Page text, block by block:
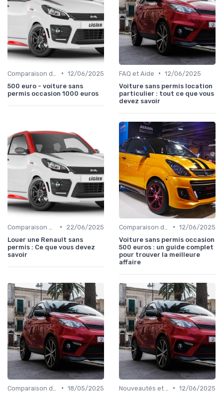
• 12/06/2025
500 euro - voiture sans
permis occasion 1000 euros
FAQ et Aide • 12/06/2025
Voiture sans permis location
particulier : tout ce que vous
devez savoir
•
22/06/2025
Louer une Renault sans
permis : Ce que vous devez
savoir
• 12/06/2025
Voiture sans permis occasion
500 euros : un guide complet
pour trouver la meilleure
affaire
• 18/05/2025
• 12/06/2025